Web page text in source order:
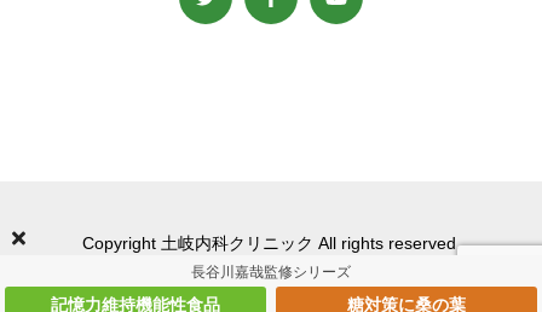
Copyright 土岐内科クリニック All rights reserved.
長谷川嘉哉監修シリーズ
記憶力維持機能性食品 糖対策に桑の葉